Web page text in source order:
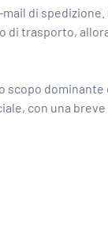
di spedizione.
di trasporto,
scopo
con una